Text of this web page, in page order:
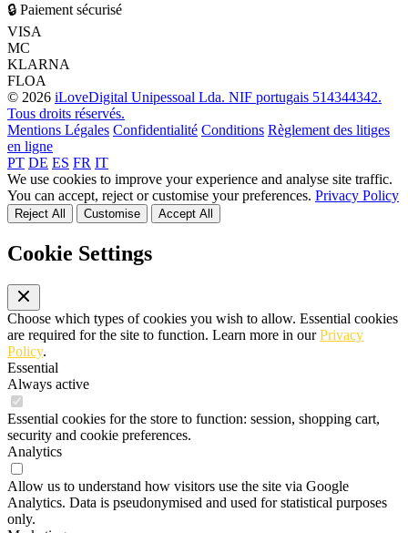
🔒 Paiement sécurisé
VISA
MC
KLARNA
FLOA
© 2026 iLoveDigital Unipessoal Lda. NIF portugais 514344342.
Tous droits réservés.
Mentions Légales Confidentialité Conditions Règlement des litiges
en ligne
PT DE ES FR IT
We use cookies to improve your experience and analyse site traffic.
You can accept, reject or customise your preferences. Privacy Policy
Reject All Customise Accept All
Cookie Settings
Choose which types of cookies you wish to allow. Essential cookies
are required for the site to function. Learn more in our Privacy
Policy.
Essential
Always active
Essential cookies for the store to function: session, shopping cart,
security and cookie preferences.
Analytics
Allow us to understand how visitors use the site via Google
Analytics. Data is pseudonymised and used for statistical purposes
only.